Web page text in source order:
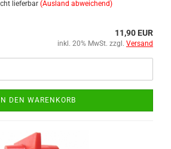
lieferbar (Ausland abweichend)
11,90 EUR
inkl. 20% MwSt. zzgl. Versand
IN DEN WARENKORB